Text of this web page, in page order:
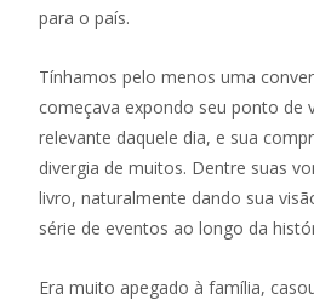
para o país.
Tínhamos pelo menos uma
começava expondo seu ponto de
relevante daquele dia, e sua
divergia de muitos. Dentre suas
livro, naturalmente dando sua
série de eventos ao longo da
Era muito apegado à família,